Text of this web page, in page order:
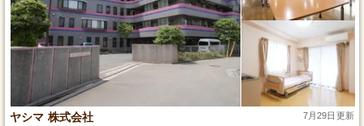
ヤシマ 株式会社 7月29日更新